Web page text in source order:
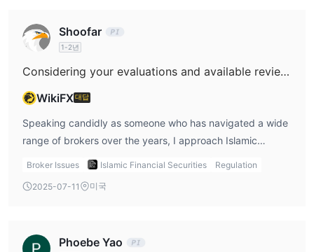
asset classes. Without information on trading fees or demo
access, I find it impossible to compare costs with
regulated and well-established brokers who publish full
spread data prevents an informed assessment of actual
trading costs, and I would be extremely cautious before
considering Islamic Financial Securities. With my
overlook, especially when it comes to fees that can have a
large impact on trading results over time.
transparency on costs is foundational for informed
decision-making and long-term trader trust. Islamic
Financial Securities focuses solely on stock trading
supporting the availability of forex trading, ECN, or raw
spread environments. Additionally, the firm currently
operates without valid regulatory oversight, and there’s a
distinct lack of public disclosures regarding essential
From a risk management perspective, the lack of both
risks involved. For me, this makes Islamic Financial
Shoofar
1-2년
Considering your evaluations and available reviews, how legitimate do you believe Islamic Financial Securities to be?
WikiFX대답
Speaking candidly as someone who has navigated a wide
range of brokers over the years, I approach Islamic
Financial Securities with considerable caution. For me, the
regulatory oversight; there is no indication of any active or
recognized authority—without it, client protections and
Broker Issues Islamic Financial Securities Regulation
2025-07-11 미국
Phoebe Yao